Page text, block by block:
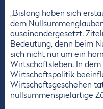
„Bislang haben sich
dem
auseinandergesetzt.
Bedeutung, denn beim
sich nicht nur um ein
Wirtschaftsleben. In dem
Wirtschaftspolitik
Wirtschaftsgeschehen
nullsummenspielartige